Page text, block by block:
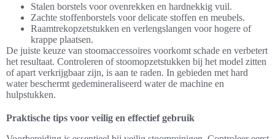
Stalen borstels voor ovenrekken en hardnekkig vuil.
Zachte stoffenborstels voor delicate stoffen en meubels.
Raamtrekopzetstukken en verlengslangen voor hogere of
krappe plaatsen.
De juiste keuze van stoomaccessoires voorkomt schade en verbetert
het resultaat. Controleren of stoomopzetstukken bij het model zitten
of apart verkrijgbaar zijn, is aan te raden. In gebieden met hard
water beschermt gedemineraliseerd water de machine en
hulpstukken.
Praktische tips voor veilig en effectief gebruik